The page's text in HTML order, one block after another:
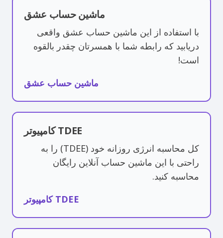
ماشین حساب عشق
با استفاده از این ماشین حساب عشق واقعی
دریابید که رابطه شما با همسرتان چقدر بالقوه
است!
ماشین حساب عشق
کامپیوتر TDEE
کل محاسبه انرژی روزانه خود (TDEE) را به
راحتی با این ماشین حساب آنلاین رایگان
محاسبه کنید.
کامپیوتر TDEE